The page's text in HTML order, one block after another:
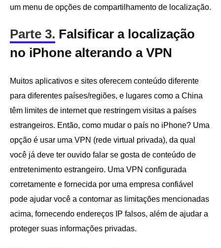
um menu de opções de compartilhamento de localização.
Parte 3. Falsificar a localização
no iPhone alterando a VPN
Muitos aplicativos e sites oferecem conteúdo diferente
para diferentes países/regiões, e lugares como a China
têm limites de internet que restringem visitas a países
estrangeiros. Então, como mudar o país no iPhone? Uma
opção é usar uma VPN (rede virtual privada), da qual
você já deve ter ouvido falar se gosta de conteúdo de
entretenimento estrangeiro. Uma VPN configurada
corretamente e fornecida por uma empresa confiável
pode ajudar você a contornar as limitações mencionadas
acima, fornecendo endereços IP falsos, além de ajudar a
proteger suas informações privadas.